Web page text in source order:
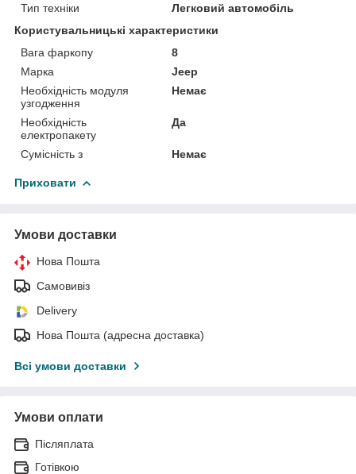
Тип техніки
Легковий автомобіль
Користувальницькі характеристики
Вага фаркопу
8
Марка
Jeep
Необхідність модуля
узгодження
Немає
Необхідність
електропакету
Да
Сумісність з Немає
Приховати
Умови доставки
Нова Пошта
Самовивіз
Delivery
Нова Пошта (адресна доставка)
Всі умови доставки
Умови оплати
Післяплата
Готівкою